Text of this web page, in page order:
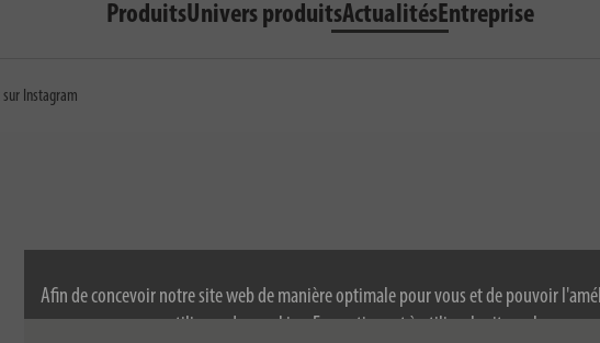
Afin de concevoir notre site web de manière optimale pour vous et de pouvoir
permanence, nous utilisons des cookies. En continuant à utiliser le site web, vous
ProduitsUnivers produitsActualitésEntreprise
Instagram